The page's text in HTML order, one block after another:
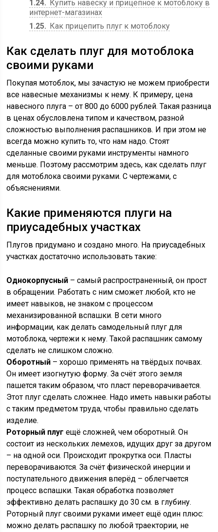
1.24
Купить навеску и прицепное к мотоблоку в
интернет-магазинах
1.25
Как прицепить плуг к мотоблоку
Как сделать плуг для мотоблока
своими руками
Покупая мотоблок, мы зачастую не можем приобрести
все навесные механизмы к нему. К примеру, цена
навесного плуга – от 800 до 6000 рублей. Такая разница
в ценах обусловлена типом и качеством, разной
сложностью выполнения распашников. И при этом не
всегда можно купить то, что нам надо. Стоят
сделанные своими руками инструменты намного
меньше. Поэтому рассмотрим здесь, как сделать плуг
для мотоблока своими руками. С чертежами, с
объяснениями.
Какие применяются плуги на
приусадебных участках
Плугов придумано и создано много. На приусадебных
участках достаточно использовать такие:
Однокорпусный – самый распространенный, он прост
в обращении. Работать с ним сможет любой, кто не
имеет навыков, не знаком с процессом
механизированной вспашки. В сети много
информации, как делать самодельный плуг для
мотоблока, чертежи к нему. Такой распашник самому
сделать не слишком сложно.
Оборотный – хорошо применять на твёрдых почвах.
Он имеет изогнутую форму. За счёт этого земля
пашется таким образом, что пласт переворачивается.
Этот плуг сделать сложнее. Надо иметь навыки работы
с таким предметом труда, чтобы правильно сделать
изделие.
Роторный плуг ещё сложней, чем оборотный. Он
состоит из нескольких лемехов, идущих друг за другом
– на одной оси. Происходит прокрутка оси. Пласты
переворачиваются. За счёт физической инерции и
поступательного движения вперёд – облегчается
процесс вспашки. Такая обработка позволяет
эффективно делать распашку до 30 см. в глубину.
Роторный плуг своими руками имеет ещё один плюс:
можно делать распашку по любой траектории, не